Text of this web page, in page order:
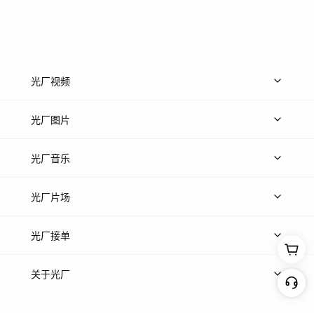
光厂视频
上传视频
光厂图片
上传图片
光厂音乐
热门音乐
光厂片场
上传案例
光厂接单
上架服务
关于光厂